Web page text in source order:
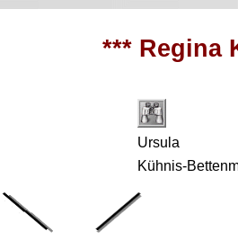
*** Regina
Ursula
Kühnis-